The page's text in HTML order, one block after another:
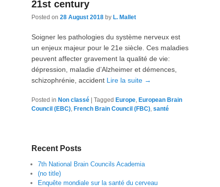
21st century
Posted on 28 August 2018 by L. Mallet
Soigner les pathologies du système nerveux est
un enjeux majeur pour le 21e siècle. Ces maladies
peuvent affecter gravement la qualité de vie:
dépression, maladie d’Alzheimer et démences,
schizophrénie, accident Lire la suite →
Posted in Non classé Tagged Europe, European Brain
Council (EBC), French Brain Council (FBC), santé
Recent Posts
7th National Brain Councils Academia
(no title)
Enquête mondiale sur la santé du cerveau